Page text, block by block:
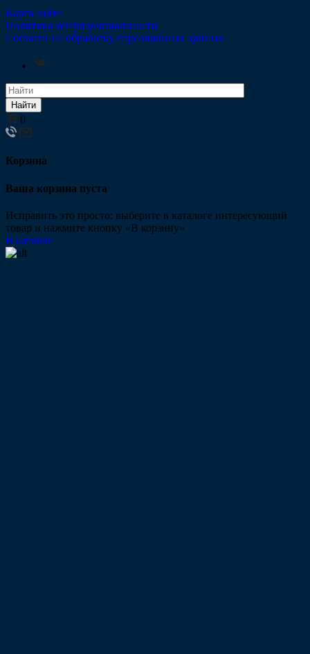
Карта сайта
Политика конфиденциальности
Согласие на обработку персональных данных
Найти
0
Корзина
Ваша корзина пуста
Исправить это просто: выберите в каталоге интересующий
товар и нажмите кнопку «В корзину»
В каталог